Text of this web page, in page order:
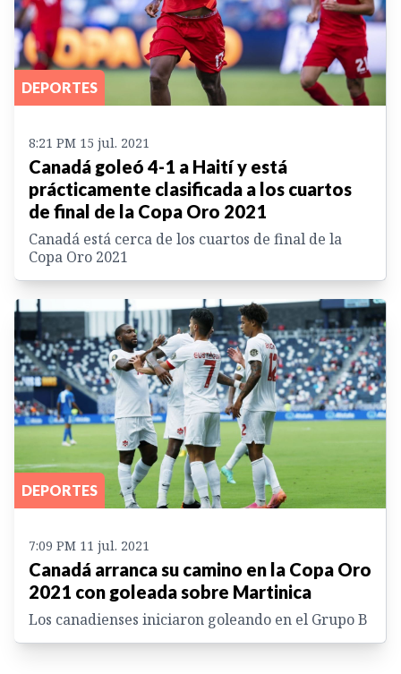
DEPORTES
8:21 PM 15 jul. 2021
Canadá goleó 4-1 a Haití y está
prácticamente clasificada a los cuartos
de final de la Copa Oro 2021
Canadá está cerca de los cuartos de final de la
Copa Oro 2021
DEPORTES
7:09 PM 11 jul. 2021
Canadá arranca su camino en la Copa Oro
2021 con goleada sobre Martinica
Los canadienses iniciaron goleando en el Grupo B